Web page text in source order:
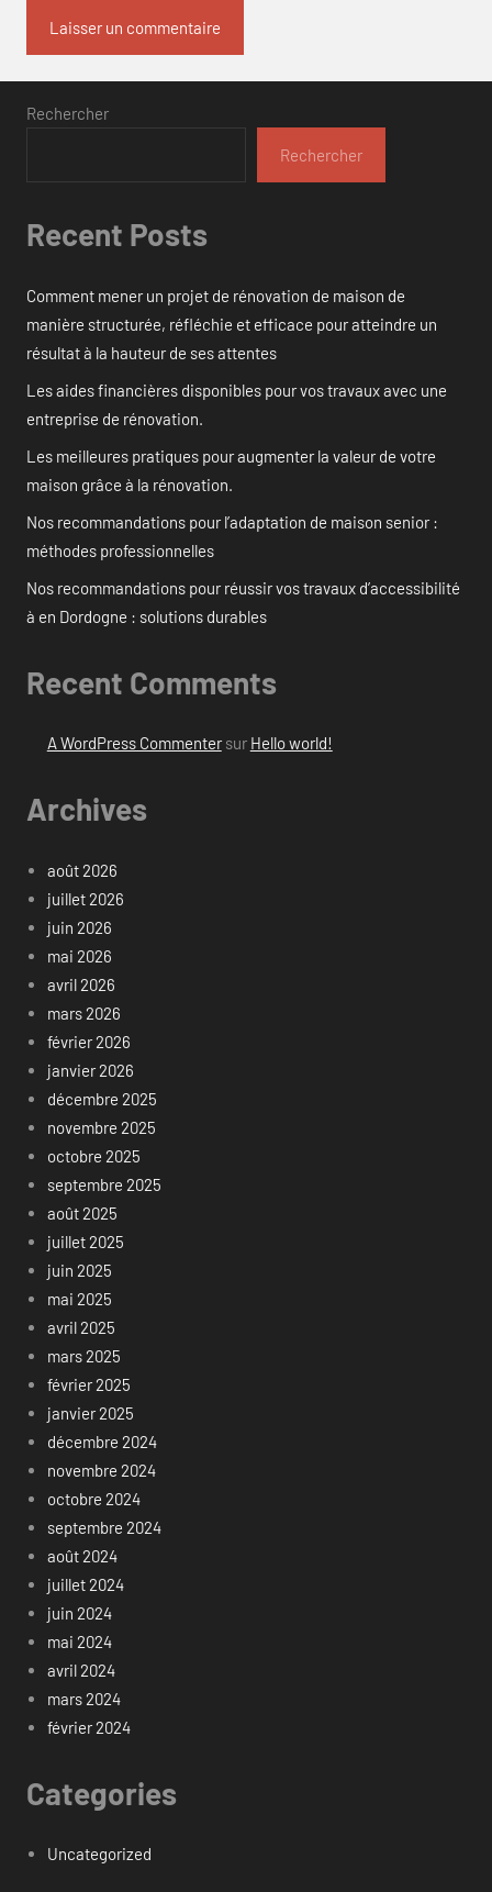
Rechercher
Rechercher
Recent Posts
Comment mener un projet de rénovation de maison de
manière structurée, réfléchie et efficace pour atteindre un
résultat à la hauteur de ses attentes
Les aides financières disponibles pour vos travaux avec une
entreprise de rénovation.
Les meilleures pratiques pour augmenter la valeur de votre
maison grâce à la rénovation.
Nos recommandations pour l’adaptation de maison senior :
méthodes professionnelles
Nos recommandations pour réussir vos travaux d’accessibilité
à en Dordogne : solutions durables
Recent Comments
A WordPress Commentersur Hello world!
Archives
août 2026
juillet 2026
juin 2026
mai 2026
avril 2026
mars 2026
février 2026
janvier 2026
décembre 2025
novembre 2025
octobre 2025
septembre 2025
août 2025
juillet 2025
juin 2025
mai 2025
avril 2025
mars 2025
février 2025
janvier 2025
décembre 2024
novembre 2024
octobre 2024
septembre 2024
août 2024
juillet 2024
juin 2024
mai 2024
avril 2024
mars 2024
février 2024
Categories
Uncategorized